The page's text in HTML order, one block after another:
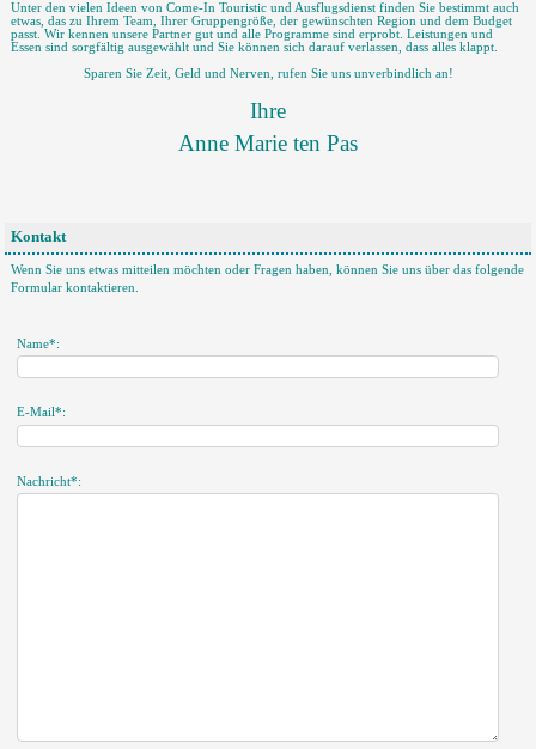
Unter den vielen Ideen von Come-In Touristic und Ausflugsdienst finden Sie bestimmt auch
etwas, das zu Ihrem Team, Ihrer Gruppengröße, der gewünschten Region und dem Budget
passt. Wir kennen unsere Partner gut und alle Programme sind erprobt. Leistungen und
Essen sind sorgfältig ausgewählt und Sie können sich darauf verlassen, dass alles klappt.
Sparen Sie Zeit, Geld und Nerven, rufen Sie uns unverbindlich an!
Ihre
Anne Marie ten Pas
Kontakt
Wenn Sie uns etwas mitteilen möchten oder Fragen haben, können Sie uns über das folgende
Formular kontaktieren.
Name*:
E-Mail*:
Nachricht*: